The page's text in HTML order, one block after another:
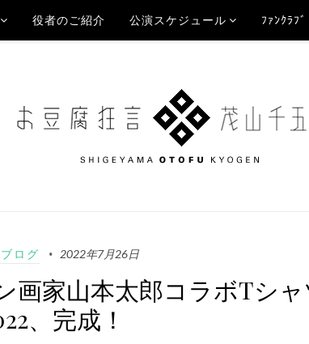
役者のご紹介 公演スケジュール ﾌｧﾝｸﾗﾌ
ログ 2022年7月26日
画家山本太郎コラボTシャ
、完成！